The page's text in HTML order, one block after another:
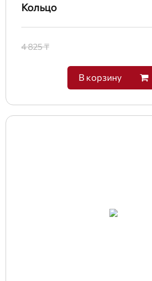
Кольцо
4 825 ₸
В корзину